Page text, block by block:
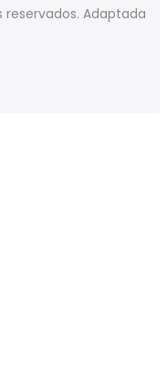
Adaptada